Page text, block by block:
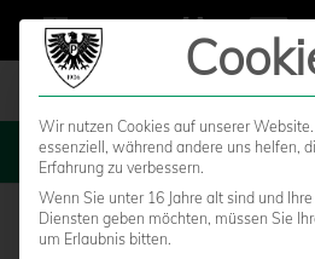
MENU
Wir nutzen Cookies auf unserer
essenziell, während andere uns helfen,
Erfahrung zu verbessern.
Wenn Sie unter 16 Jahre alt sind und
Diensten geben möchten, müssen Sie
um Erlaubnis bitten.